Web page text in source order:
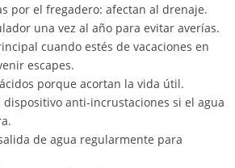
por el fregadero: afectan al drenaje.
una vez al año para evitar averías.
cuando estés de vacaciones en
escapes.
porque acortan la vida útil.
anti-incrustaciones si el agua
de agua regularmente para